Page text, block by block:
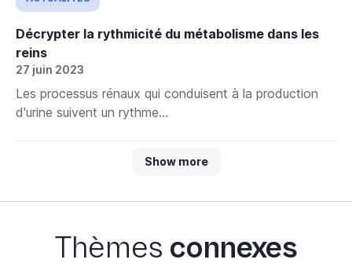
Décrypter la rythmicité du métabolisme dans les
reins
27 juin 2023
Les processus rénaux qui conduisent à la production
d'urine suivent un rythme...
Show more
Thèmes connexes